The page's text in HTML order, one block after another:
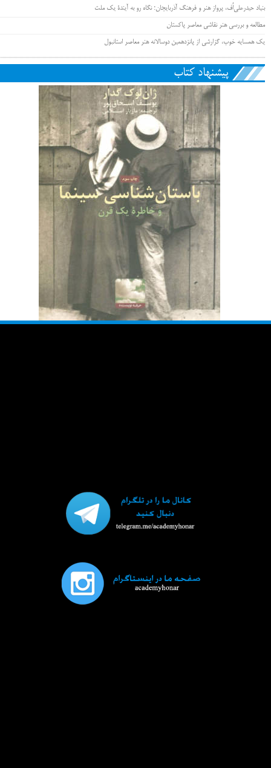
بنیاد حیدرعلی‌اُف، پرواز هنر و فرهنگ آذربایجان؛ نگاه رو به آیندۀ یک ملت
مطالعه و بررسی هنر نقاشی معاصر پاکستان
یک همسایه خوب، گزارشی از پانزدهمین دوسالانه هنر معاصر استانبول
پیشنهاد کتاب